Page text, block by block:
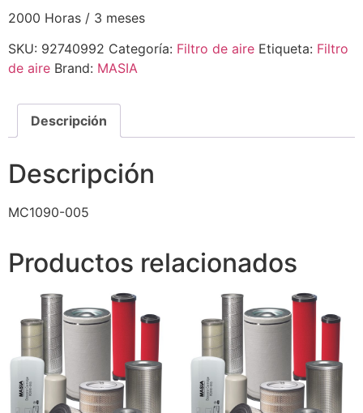
2000 Horas / 3 meses
SKU: 92740992 Categoría: Filtro de aire Etiqueta: Filtro
de aire Brand: MASIA
Descripción
Descripción
MC1090-005
Productos relacionados